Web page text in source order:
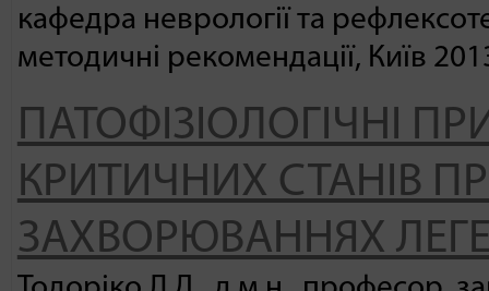
кафедра неврології та
методичні рекомендації, Київ
ПАТОФІЗІОЛОГІЧНІ
КРИТИЧНИХ СТАНІВ
ЗАХВОРЮВАННЯХ